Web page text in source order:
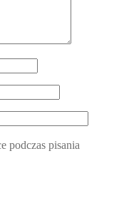
podczas pisania